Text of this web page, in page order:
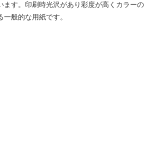
ます。印刷時光沢があり彩度が高くカラー
般的な用紙です。